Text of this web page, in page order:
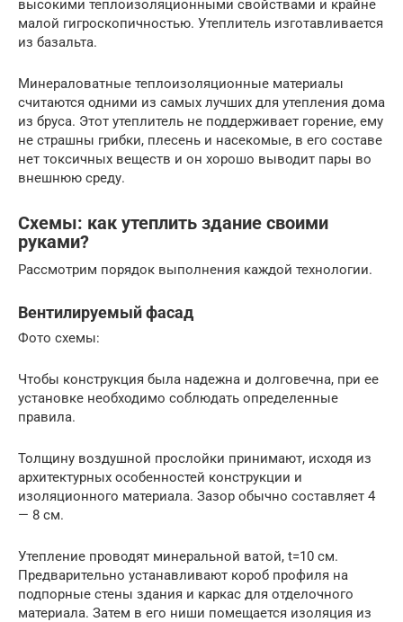
высокими теплоизоляционными свойствами и крайне
малой гигроскопичностью. Утеплитель изготавливается
из базальта.
Минераловатные теплоизоляционные материалы
считаются одними из самых лучших для утепления дома
из бруса. Этот утеплитель не поддерживает горение, ему
не страшны грибки, плесень и насекомые, в его составе
нет токсичных веществ и он хорошо выводит пары во
внешнюю среду.
Схемы: как утеплить здание своими
руками?
Рассмотрим порядок выполнения каждой технологии.
Вентилируемый фасад
Фото схемы:
Чтобы конструкция была надежна и долговечна, при ее
установке необходимо соблюдать определенные
правила.
Толщину воздушной прослойки принимают, исходя из
архитектурных особенностей конструкции и
изоляционного материала. Зазор обычно составляет 4
— 8 см.
Утепление проводят минеральной ватой, t=10 см.
Предварительно устанавливают короб профиля на
подпорные стены здания и каркас для отделочного
материала. Затем в его ниши помещается изоляция из